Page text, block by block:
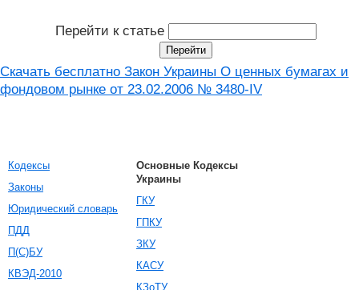
Перейти к статье
Скачать бесплатно Закон Украины О ценных бумагах и
фондовом рынке от 23.02.2006 № 3480-IV
Кодексы
Законы
Юридический словарь
ПДД
П(С)БУ
КВЭД-2010
Основные Кодексы
Украины
ГКУ
ГПКУ
ЗКУ
КАСУ
КЗоТУ